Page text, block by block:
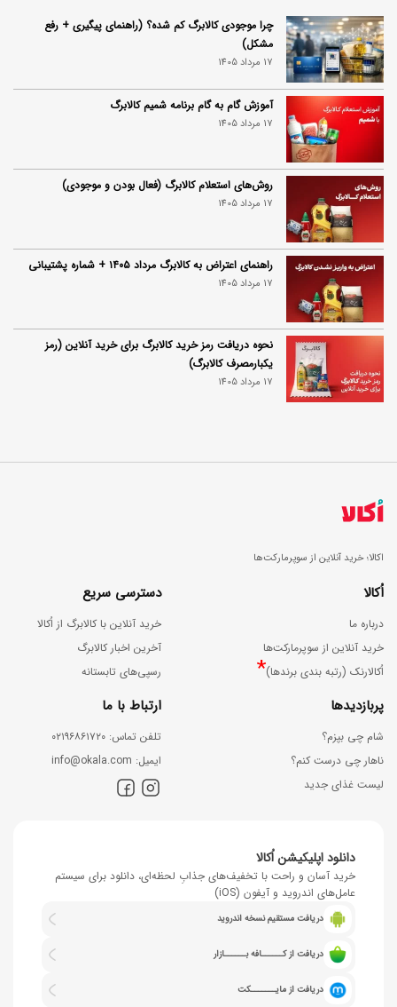
چرا موجودی کالابرگ کم شده؟ (راهنمای پیگیری + رفع
مشکل)
17 مرداد 1405
آموزش گام به گام برنامه شمیم کالابرگ
17 مرداد 1405
روش‌های استعلام کالابرگ (فعال بودن و موجودی)
17 مرداد 1405
راهنمای اعتراض به کالابرگ مرداد ۱۴۰۵ + شماره پشتیبانی
17 مرداد 1405
نحوه دریافت رمز خرید کالابرگ برای خرید آنلاین (رمز
یکبارمصرف کالابرگ)
17 مرداد 1405
اکالا؛ خرید آنلاین از سوپرمارکت‌ها
اُکالا
درباره ما
خرید آنلاین از سوپرمارکت‌ها
اُکالارنک (رتبه بندی برندها)*
دسترسی سریع
خرید آنلاین با کالابرگ از اُکالا
آخرین اخبار کالابرگ
رسپی‌های تابستانه
پربازدیدها
شام چی بپزم؟
ناهار چی درست کنم؟
لیست غذای جدید
ارتباط با ما
ﺗﻠﻔﻦ ﺗﻤﺎس: ۰۲۱۹۶۸۶۱۷۲۰
اﯾﻤﯿﻞ: info@okala.com
دانلود اپلیکیشن اُکالا
خرید آسان و راحت با تخفیف‌های جذابِ لحظه‌ای، دانلود برای سیستم
عامل‌های اندروید و آیفون (iOS)
دریافت مستقیم نسخه اندروید
دریافت از کــــــافه بــــــازار
دریافت از مایـــــــکت